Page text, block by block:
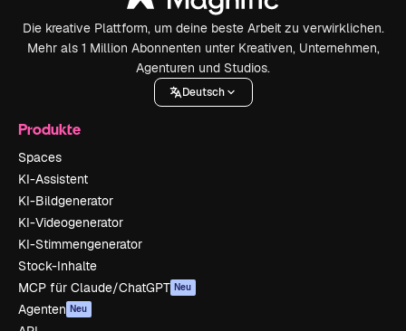
Die kreative Plattform, um deine beste Arbeit zu verwirklichen.
Mehr als 1 Million Abonnenten unter Kreativen, Unternehmen,
Agenturen und Studios.
Deutsch
Produkte
Spaces
KI-Assistent
KI-Bildgenerator
KI-Videogenerator
KI-Stimmengenerator
Stock-Inhalte
MCP für Claude/ChatGPT Neu
Agenten Neu